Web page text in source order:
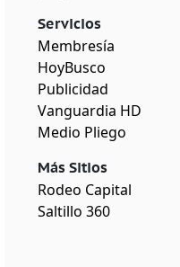
Servicios
Membresía
HoyBusco
Publicidad
Vanguardia HD
Medio Pliego
Más Sitios
Rodeo Capital
Saltillo 360